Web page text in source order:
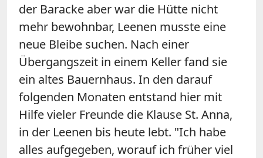
der Baracke aber war die Hütte nicht
mehr bewohnbar, Leenen musste eine
neue Bleibe suchen. Nach einer
Übergangszeit in einem Keller fand sie
ein altes Bauernhaus. In den darauf
folgenden Monaten entstand hier mit
Hilfe vieler Freunde die Klause St. Anna,
in der Leenen bis heute lebt. "Ich habe
alles aufgegeben, worauf ich früher viel